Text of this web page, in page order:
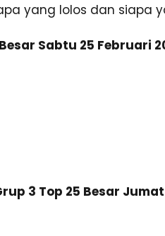
yang lolos dan siapa
Sabtu 25 Februari
3 Top 25 Besar